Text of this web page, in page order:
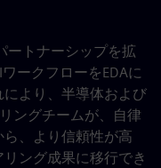
ートナーシップを拡
ークフローをEDAに
より、半導体および
ングチームが、自律
、より信頼性が高
ング成果に移行でき